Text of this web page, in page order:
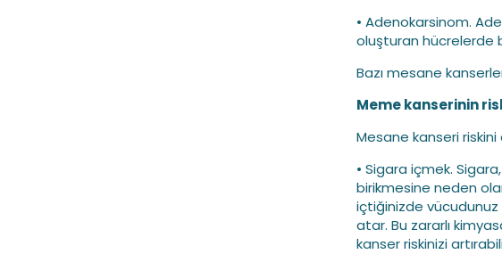
• Adenokarsinom.
oluşturan hücrelerde
Bazı mesane
Meme kanserinin
Mesane kanseri
• Sigara içmek.
birikmesine neden
içtiğinizde vücudunuz
atar. Bu zararlı
kanser riskinizi